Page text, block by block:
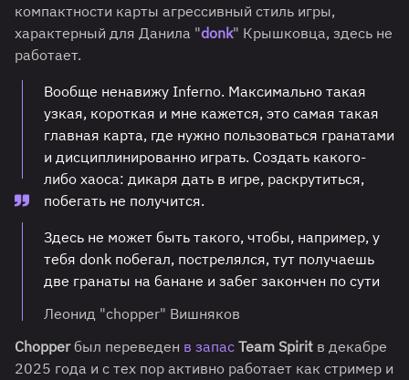
компактности карты агрессивный стиль игры,
характерный для Данила "donk" Крышковца, здесь не
работает.
Вообще ненавижу Inferno. Максимально такая
узкая, короткая и мне кажется, это самая такая
главная карта, где нужно пользоваться гранатами
и дисциплинированно играть. Создать какого-
либо хаоса: дикаря дать в игре, раскрутиться,
побегать не получится.
Здесь не может быть такого, чтобы, например, у
тебя donk побегал, пострелялся, тут получаешь
две гранаты на банане и забег закончен по сути
Леонид "chopper" Вишняков
Chopperбыл переведен в запас Team Spirit в декабре
2025 года и с тех пор активно работает как стример и